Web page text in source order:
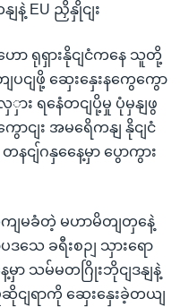
ျနဲ့ EU ညှိနှိုငျး
ာ ရုရှားနိုငျငံကနေ သူတို့
ပငျဖို့ ဆှေးနှေးနကွေကွော
ား ရနေံတငျပို့မှု ပုံမှနျဖွ
ာငျး အမရေိကနျ နိုငျငံ
တနငျ်ဂနှနေေ့မှာ ပွောကွား
ကျမခံတဲ့ မဟာမိတျတှနေဲ့
ဒသေ ခရီးစဉျ သှားရော
မှာ သမ်မတဂြိုးဘိုငျဒနျနဲ့
ဆိုငျရာကို ဆှေးနှေးခဲ့တယျ